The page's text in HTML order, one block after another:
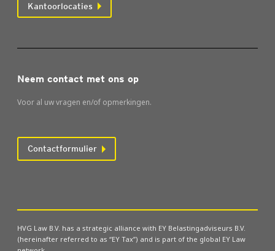
Kantoorlocaties
Neem contact met ons op
Voor al uw vragen en/of opmerkingen.
Contactformulier
HVG Law B.V. has a strategic alliance with EY Belastingadviseurs B.V.
(hereinafter referred to as “EY Tax”) and is part of the global EY Law